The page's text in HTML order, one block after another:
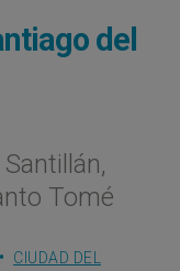
del
Tomé
CIUDAD DEL